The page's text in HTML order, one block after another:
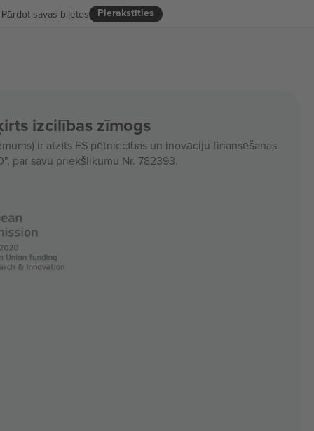
Pierakstīties
Pārdot savas biļetes
izcilības zīmogs
ir atzīts ES pētniecības un inovāciju finansēšanas
par savu priekšlikumu Nr. 782393.